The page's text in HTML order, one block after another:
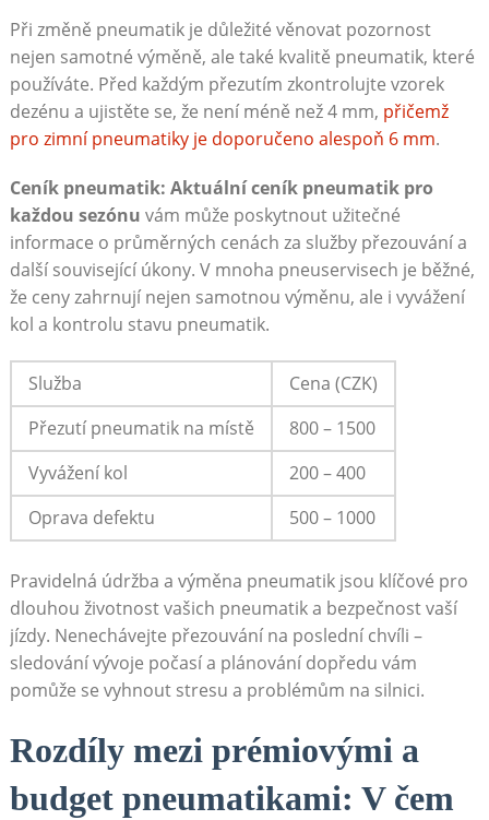
Při změně⁣ pneumatik je důležité ⁣věnovat pozornost
⁣nejen samotné výměně, ale také ‍kvalitě ⁣pneumatik, které
používáte. Před každým přezutím zkontrolujte vzorek⁤
dezénu‌ a ujistěte se, že není méně než 4 mm, přičemž‌
pro ‍zimní pneumatiky je doporučeno alespoň 6 mm.
Ceník‌ pneumatik: Aktuální ceník pneumatik ‍pro⁣
každou sezónu vám může poskytnout užitečné
informace o průměrných cenách za služby přezouvání a
další ⁢související​ úkony. V​ mnoha pneuservisech je⁢ běžné,
že⁤ ceny zahrnují nejen samotnou výměnu, ale ​i ‌vyvážení
kol a kontrolu stavu pneumatik.
Služba
Cena (CZK)
Přezutí ⁤pneumatik⁢ na ​místě
800 – 1500
Vyvážení kol
200 – 400
Oprava defektu
500 – ⁣1000
Pravidelná údržba⁢ a výměna pneumatik jsou ⁤klíčové pro‌
dlouhou životnost vašich pneumatik ‍a bezpečnost⁤ vaší
jízdy. Nenechávejte přezouvání ‍na poslední chvíli⁣ –
‍sledování vývoje počasí ⁤a plánování dopředu vám
⁣pomůže se vyhnout stresu a problémům na silnici.
Rozdíly mezi prémiovými a
budget pneumatikami: V čem